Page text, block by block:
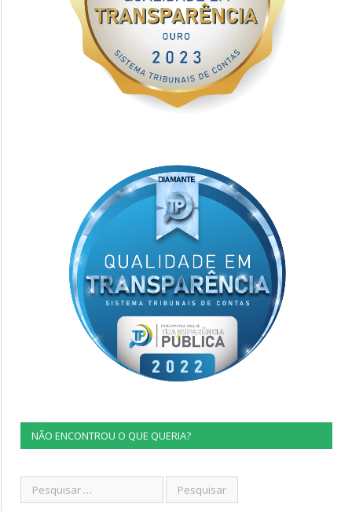
NÃO ENCONTROU O QUE QUERIA?